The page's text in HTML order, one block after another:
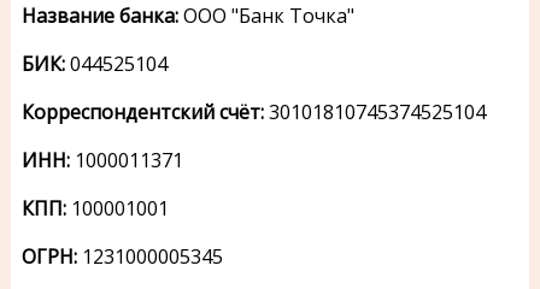
Название банка:ООО "Банк Точка"
БИК:044525104
Корреспондентский счёт:30101810745374525104
ИНН:1000011371
КПП:100001001
ОГРН:1231000005345